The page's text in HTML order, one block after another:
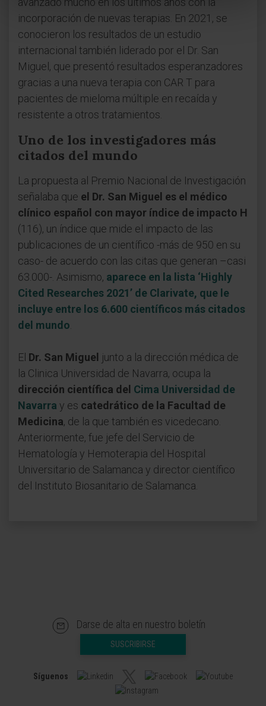
incorporación de nuevas terapias. En 2021, se
conocieron los resultados de un estudio
internacional también liderado por el Dr. San
Miguel, que presentó resultados esperanzadores
gracias a una nueva terapia con CAR T para
pacientes de mieloma múltiple en recaída y
resistente a otros tratamientos.
Uno de los investigadores más
citados del mundo
La propuesta al Premio Nacional de Investigación
señalaba que el Dr. San Miguel es el médico
clínico español con mayor índice de impacto H
(116), un índice que mide el impacto de las
publicaciones de un científico -más de 950 en su
caso- de acuerdo con las citas que generan –casi
63.000-. Asimismo, aparece en la lista ‘Highly
Cited Researches 2021’ de Clarivate, que le
incluye entre los 6.600 científicos más citados
del mundo
El Dr. San Miguel junto a la dirección médica de
la Clinica Universidad de Navarra, ocupa la
dirección científica del Cima Universidad de
Navarra y es catedrático de la Facultad de
Medicina, de la que también es vicedecano.
Anteriormente, fue jefe del Servicio de
Hematología y Hemoterapia del Hospital
Universitario de Salamanca y director científico
del Instituto Biosanitario de Salamanca.
Darse de alta en nuestro boletín
SUSCRIBIRSE
Síguenos